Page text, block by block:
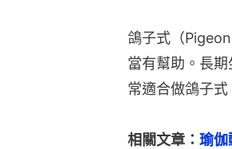
鴿子式（
當有幫助。長
常適合做鴿子式
相關文章： 瑜伽